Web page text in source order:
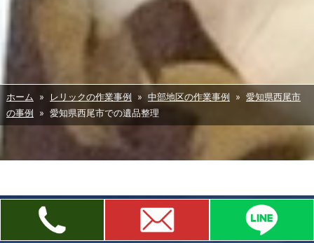
ホーム » レリックの作業事例 » 中部地区の作業事例 » 愛知県西尾市
の事例
» 愛知県西尾市での遺品整理